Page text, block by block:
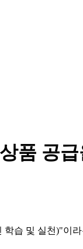
품 공
습 및 실천)"이